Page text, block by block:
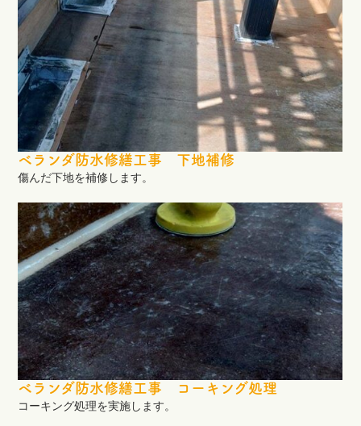
ベランダ防水修繕工事 下地補修
傷んだ下地を補修します。
ベランダ防水修繕工事 コーキング処理
コーキング処理を実施します。